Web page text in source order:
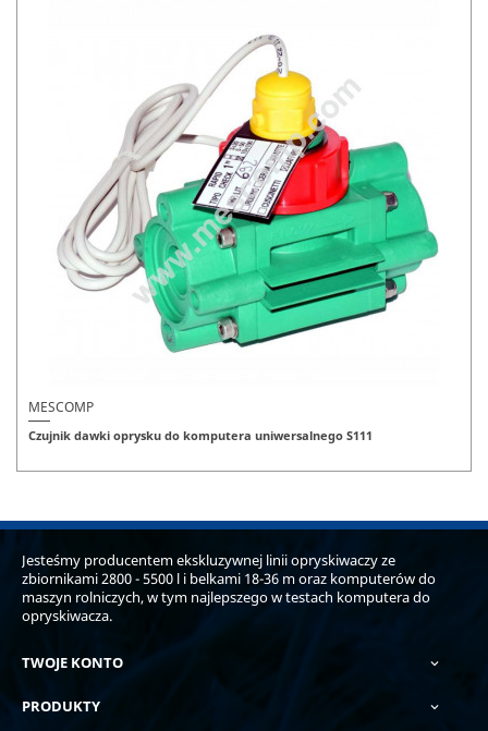
MESCOMP
Czujnik dawki oprysku do komputera uniwersalnego S111
Jesteśmy producentem ekskluzywnej linii opryskiwaczy ze
zbiornikami 2800 - 5500 l i belkami 18-36 m oraz komputerów do
maszyn rolniczych, w tym najlepszego w testach komputera do
opryskiwacza.
TWOJE KONTO 
PRODUKTY 